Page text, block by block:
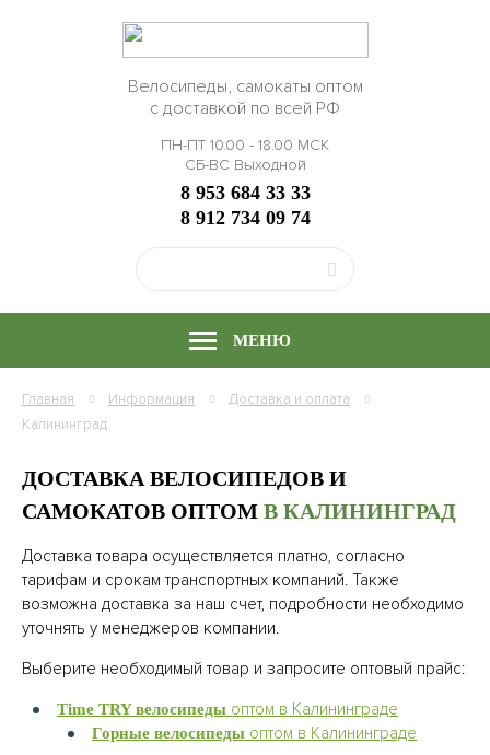
Велосипеды, самокаты оптом
с доставкой по всей РФ
ПН-ПТ 10.00 - 18.00 МСК
СБ-ВС Выходной
8 953 684 33 33
8 912 734 09 74
МЕНЮ
Главная Информация
Доставка и оплата
Калининград
ДОСТАВКА ВЕЛОСИПЕДОВ И
САМОКАТОВ ОПТОМ В КАЛИНИНГРАД
Доставка товара осуществляется платно, согласно
тарифам и срокам транспортных компаний. Также
возможна доставка за наш счет, подробности необходимо
уточнять у менеджеров компании.
Выберите необходимый товар и запросите оптовый прайс:
Time TRY велосипеды оптом в Калининграде
Горные велосипеды оптом в Калининграде